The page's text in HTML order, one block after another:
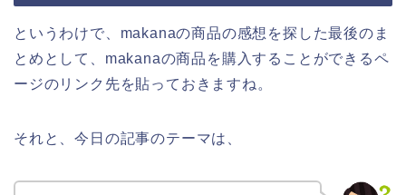
というわけで、makanaの商品の感想を探した最後のま
とめとして、makanaの商品を購入することができるペ
ージのリンク先を貼っておきますね。
それと、今日の記事のテーマは、